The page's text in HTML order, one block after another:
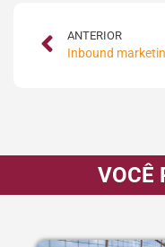
ANTERIOR
VOCÊ